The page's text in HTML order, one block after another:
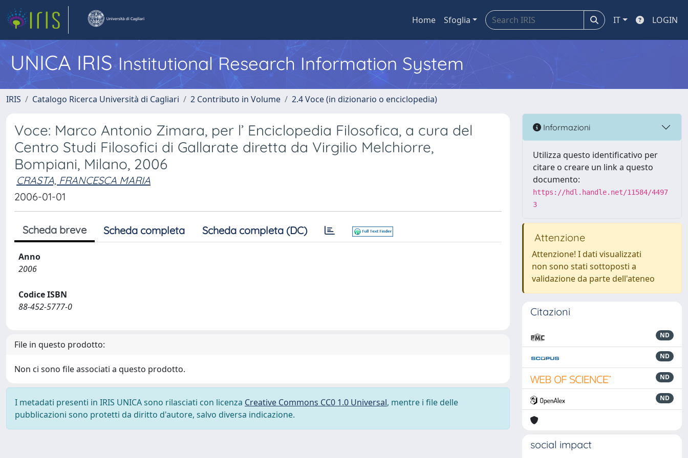
Home Sfoglia IT LOGIN
UNICA IRISInstitutional Research Information System
IRIS Catalogo Ricerca Università di Cagliari 2 Contributo in Volume 2.4 Voce (in dizionario o enciclopedia)
Voce: Marco Antonio Zimara, per l’ Enciclopedia Filosofica, a cura del
Centro Studi Filosofici di Gallarate diretta da Virgilio Melchiorre,
Bompiani, Milano, 2006
CRASTA, FRANCESCA MARIA
2006-01-01
Scheda breve Scheda completa Scheda completa (DC)
Anno
2006
Codice ISBN
88-452-5777-0
File in questo prodotto:
Non ci sono file associati a questo prodotto.
I metadati presenti in IRIS UNICA sono rilasciati con licenza Creative Commons CC0 1.0 Universal, mentre i file delle
pubblicazioni sono protetti da diritto d'autore, salvo diversa indicazione.
Informazioni
Utilizza questo identificativo per
citare o creare un link a questo
documento:
https://hdl.handle.net/11584/4497
3
Attenzione
Attenzione! I dati visualizzati
non sono stati sottoposti a
validazione da parte dell'ateneo
Citazioni
ND
ND
ND
ND
social impact